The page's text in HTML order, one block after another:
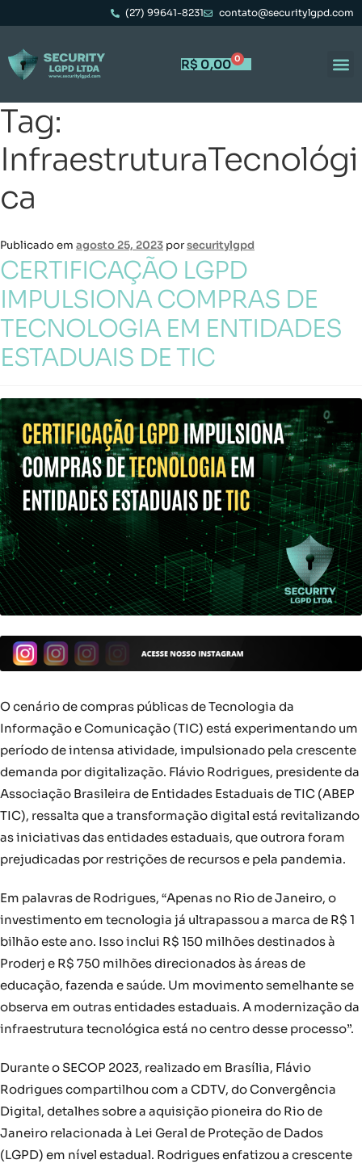
(27) 99641-8231 contato@securitylgpd.com
R$ 0,00 0
Tag:
InfraestruturaTecnológi
ca
Publicado em agosto 25, 2023 porsecuritylgpd
CERTIFICAÇÃO LGPD
IMPULSIONA COMPRAS DE
TECNOLOGIA EM ENTIDADES
ESTADUAIS DE TIC
O cenário de compras públicas de Tecnologia da
Informação e Comunicação (TIC) está experimentando um
período de intensa atividade, impulsionado pela crescente
demanda por digitalização. Flávio Rodrigues, presidente da
Associação Brasileira de Entidades Estaduais de TIC (ABEP
TIC), ressalta que a transformação digital está revitalizando
as iniciativas das entidades estaduais, que outrora foram
prejudicadas por restrições de recursos e pela pandemia.
Em palavras de Rodrigues, “Apenas no Rio de Janeiro, o
investimento em tecnologia já ultrapassou a marca de R$ 1
bilhão este ano. Isso inclui R$ 150 milhões destinados à
Proderj e R$ 750 milhões direcionados às áreas de
educação, fazenda e saúde. Um movimento semelhante se
observa em outras entidades estaduais. A modernização da
infraestrutura tecnológica está no centro desse processo”.
Durante o SECOP 2023, realizado em Brasília, Flávio
Rodrigues compartilhou com a CDTV, do Convergência
Digital, detalhes sobre a aquisição pioneira do Rio de
Janeiro relacionada à Lei Geral de Proteção de Dados
(LGPD) em nível estadual. Rodrigues enfatizou a crescente